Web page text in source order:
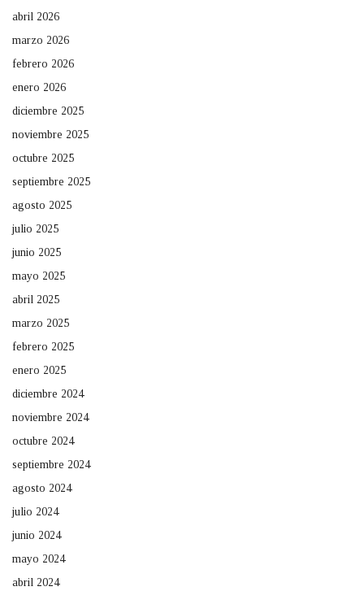
abril 2026
marzo 2026
febrero 2026
enero 2026
diciembre 2025
noviembre 2025
octubre 2025
septiembre 2025
agosto 2025
julio 2025
junio 2025
mayo 2025
abril 2025
marzo 2025
febrero 2025
enero 2025
diciembre 2024
noviembre 2024
octubre 2024
septiembre 2024
agosto 2024
julio 2024
junio 2024
mayo 2024
abril 2024